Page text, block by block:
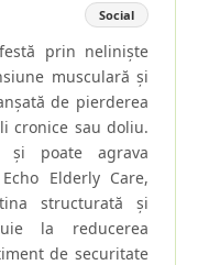
Social
prin neliniște
musculară și
de pierderea
cronice sau doliu.
și poate agrava
Elderly Care,
structurată și
la reducerea
de securitate